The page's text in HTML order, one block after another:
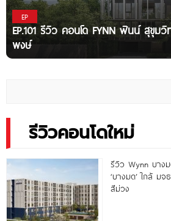
EP
EP.101 รีวิว คอนโด FYNN ฟินน์ สุขุม
พงษ์
รีวิวคอนโดใหม่
รีวิว Wynn บางม
‘บางมด’ ใกล้ ม
สีม่วง